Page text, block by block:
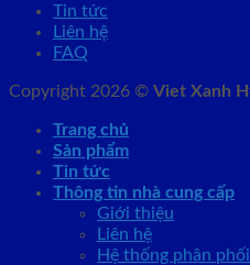
Tin tức
Liên hệ
FAQ
Copyright 2026 © Viet Xanh
Trang chủ
Sản phẩm
Tin tức
Thông tin nhà cung cấp
Giới thiệu
Liên hệ
Hệ thống phân phối